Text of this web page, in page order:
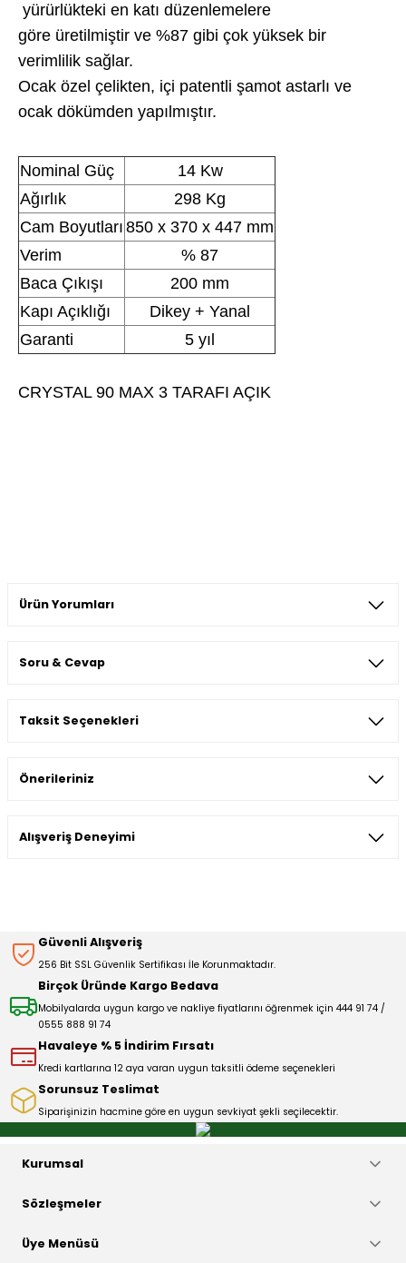
yürürlükteki en katı düzenlemelere
göre üretilmiştir ve %87 gibi çok yüksek bir
verimlilik sağlar.
Ocak özel çelikten, içi patentli şamot astarlı ve
ocak dökümden yapılmıştır.
Nominal Güç
14 Kw
Ağırlık
298 Kg
Cam Boyutları 850 x 370 x 447 mm
Verim
% 87
Baca Çıkışı
200 mm
Kapı Açıklığı
Dikey + Yanal
Garanti
5 yıl
CRYSTAL 90 MAX 3 TARAFI AÇIK
Ürün Yorumları
Soru & Cevap
Taksit Seçenekleri
Önerileriniz
Bu ürünün fiyat bilgisi, resim, ürün açıklamalarında ve diğer
konularda yetersiz gördüğünüz noktaları öneri formunu
Ürün açıklamasında eksik bilgiler bulunuyor.
Ürün fiyatı diğer sitelerden daha pahalı.
Bu ürüne benzer farklı alternatifler olmalı.
Alışveriş Deneyimi
Deneyimini Paylaş
Güvenli Alışveriş
256 Bit SSL Güvenlik Sertifikası İle Korunmaktadır.
Birçok Üründe Kargo Bedava
Mobilyalarda uygun kargo ve nakliye fiyatlarını öğrenmek için 444 91 74 /
0555 888 91 74
Havaleye % 5 İndirim Fırsatı
Kredi kartlarına 12 aya varan uygun taksitli ödeme seçenekleri
Sorunsuz Teslimat
Siparişinizin hacmine göre en uygun sevkiyat şekli seçilecektir.
Kurumsal
Sözleşmeler
Üye Menüsü